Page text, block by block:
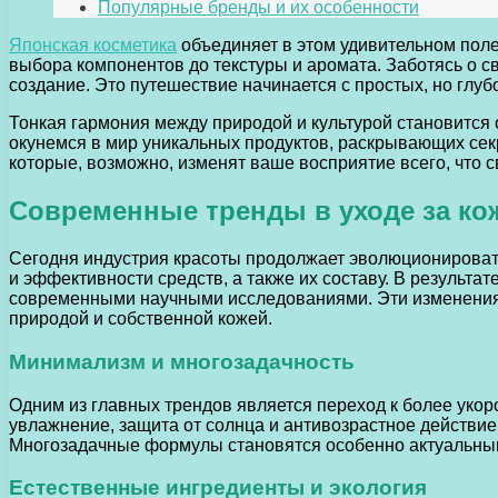
Популярные бренды и их особенности
Японская косметика объединяет в этом удивительном
выбора компонентов до текстуры и аромата. Заботясь
создание. Это путешествие начинается с простых, но
Тонкая гармония между природой и культурой
окунемся в мир уникальных продуктов, раскрывающих
которые, возможно, изменят ваше восприятие всего, что
Современные тренды в уходе за
Сегодня индустрия красоты продолжает
и эффективности средств, а также их составу. В
современными научными исследованиями. Эти
природой и собственной кожей.
Минимализм и многозадачность
Одним из главных трендов является переход к более
увлажнение, защита от солнца и антивозрастное
Многозадачные формулы становятся особенно
Естественные ингредиенты и экология